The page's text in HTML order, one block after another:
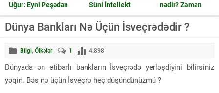
Uğur: Eyni Peşədən
Fərqli Nəticələrə
Gedən Yol
Süni İntellekt
nədir? Zaman
həqiqətən geri işləyə
bilərmi?
Dünya Bankları Nə Üçün İsveçrədədir ?
Bilgi, Ölkələr 1 4.898
Dünyada ən etibarlı bankların İsveçrədə yerləşdiyini bilirsiniz
yəqin. Bəs nə üçün İsveçrə heç düşündünüzmü ?